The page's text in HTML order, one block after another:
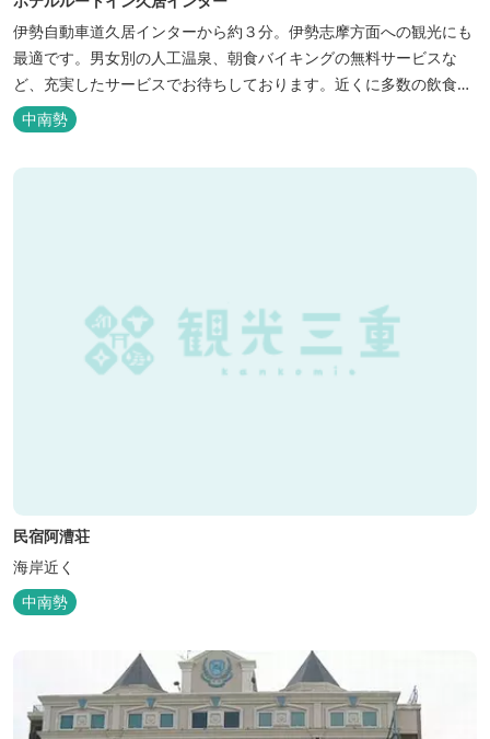
伊勢自動車道久居インターから約３分。伊勢志摩方面への観光にも
最適です。男女別の人工温泉、朝食バイキングの無料サービスな
ど、充実したサービスでお待ちしております。近くに多数の飲食店
や物販店もあります。
中南勢
民宿阿漕荘
海岸近く
中南勢